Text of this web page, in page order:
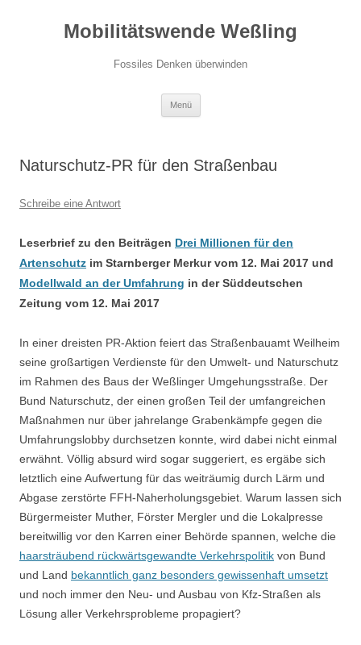
Mobilitätswende Weßling
Fossiles Denken überwinden
Menü
Naturschutz-PR für den Straßenbau
Schreibe eine Antwort
Leserbrief zu den Beiträgen Drei Millionen für den
Artenschutz im Starnberger Merkur vom 12. Mai 2017 und
Modellwald an der Umfahrung in der Süddeutschen
Zeitung vom 12. Mai 2017
In einer dreisten PR-Aktion feiert das Straßenbauamt Weilheim
seine großartigen Verdienste für den Umwelt- und Naturschutz
im Rahmen des Baus der Weßlinger Umgehungsstraße. Der
Bund Naturschutz, der einen großen Teil der umfangreichen
Maßnahmen nur über jahrelange Grabenkämpfe gegen die
Umfahrungslobby durchsetzen konnte, wird dabei nicht einmal
erwähnt. Völlig absurd wird sogar suggeriert, es ergäbe sich
letztlich eine Aufwertung für das weiträumig durch Lärm und
Abgase zerstörte FFH-Naherholungsgebiet. Warum lassen sich
Bürgermeister Muther, Förster Mergler und die Lokalpresse
bereitwillig vor den Karren einer Behörde spannen, welche die
haarsträubend rückwärtsgewandte Verkehrspolitik von Bund
und Land bekanntlich ganz besonders gewissenhaft umsetzt
und noch immer den Neu- und Ausbau von Kfz-Straßen als
Lösung aller Verkehrsprobleme propagiert?